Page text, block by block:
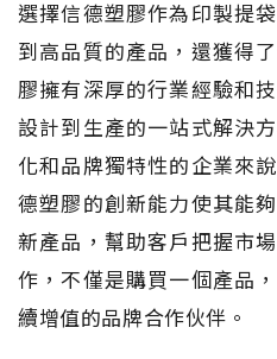
選擇信德塑膠作為印製提
到高品質的產品，還獲得
膠擁有深厚的行業經驗和
設計到生產的一站式解決
化和品牌獨特性的企業來
德塑膠的創新能力使其能
新產品，幫助客戶把握市
作，不僅是購買一個產品
續增值的品牌合作伙伴。